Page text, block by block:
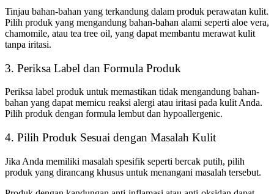
Tinjau bahan-bahan yang terkandung dalam produk perawatan kulit.
Pilih produk yang mengandung bahan-bahan alami seperti aloe vera,
chamomile, atau tea tree oil, yang dapat membantu merawat kulit
tanpa iritasi.
3. Periksa Label dan Formula Produk
Periksa label produk untuk memastikan tidak mengandung bahan-
bahan yang dapat memicu reaksi alergi atau iritasi pada kulit Anda.
Pilih produk dengan formula lembut dan hypoallergenic.
4. Pilih Produk Sesuai dengan Masalah Kulit
Jika Anda memiliki masalah spesifik seperti bercak putih, pilih
produk yang dirancang khusus untuk menangani masalah tersebut.